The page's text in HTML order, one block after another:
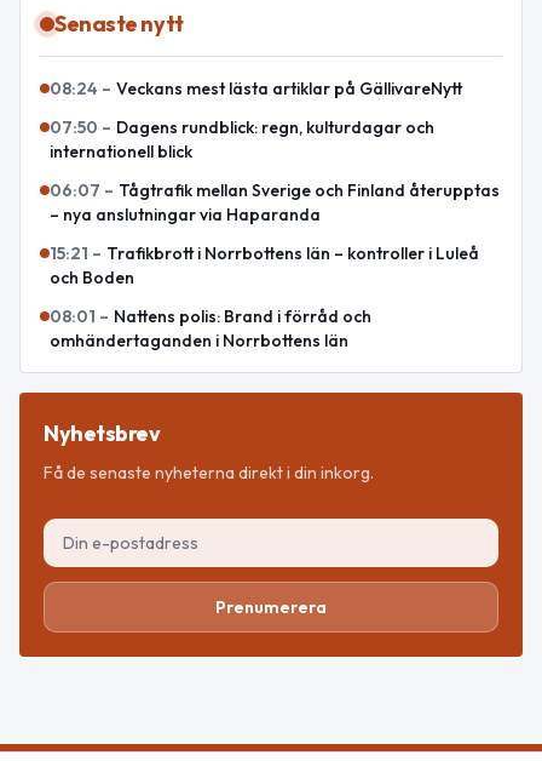
Senaste nytt
08:24 – Veckans mest lästa artiklar på GällivareNytt
07:50 – Dagens rundblick: regn, kulturdagar och
internationell blick
06:07 – Tågtrafik mellan Sverige och Finland återupptas
– nya anslutningar via Haparanda
15:21 – Trafikbrott i Norrbottens län – kontroller i Luleå
och Boden
08:01 – Nattens polis: Brand i förråd och
omhändertaganden i Norrbottens län
Nyhetsbrev
Få de senaste nyheterna direkt i din inkorg.
Prenumerera